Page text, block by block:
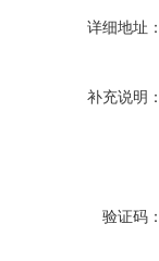
详细地址
补充说明
验证码